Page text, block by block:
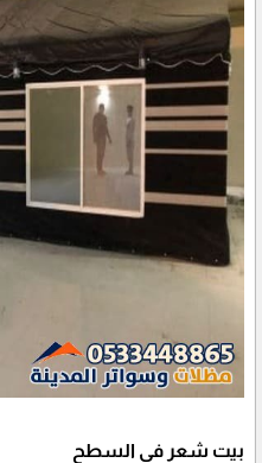
بيت شعر في السطح